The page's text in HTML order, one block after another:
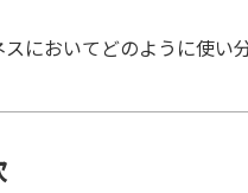
おいてどのように使い